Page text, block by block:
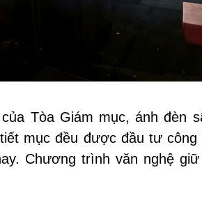
Tòa Giám mục, ánh đèn
mục đều được đầu tư công
Chương trình văn nghệ